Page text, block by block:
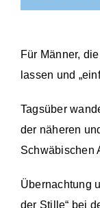
Für Männer,
lassen und
Tagsüber
der näheren
Schwäbischen
Übernachtung
der Stille“ bei